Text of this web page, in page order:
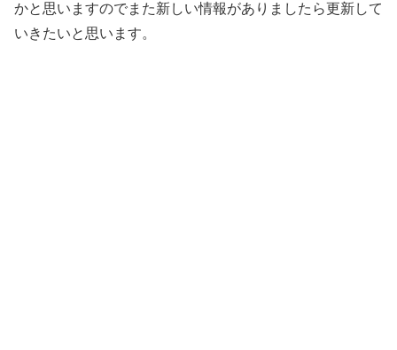
かと思いますのでまた新しい情報がありましたら更新して
いきたいと思います。